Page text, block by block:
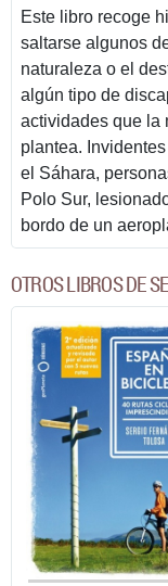
Este libro recoge
saltarse algunos
naturaleza o el
algún tipo de
actividades que la
plantea.
el Sáhara,
Polo Sur,
bordo de un
OTROS LIBROS DE